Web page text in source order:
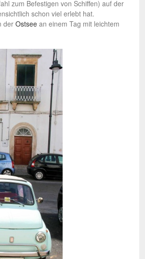
zum Befestigen von Schiffen) auf der
schon viel erlebt hat.
derOstsee an einem Tag mit leichtem